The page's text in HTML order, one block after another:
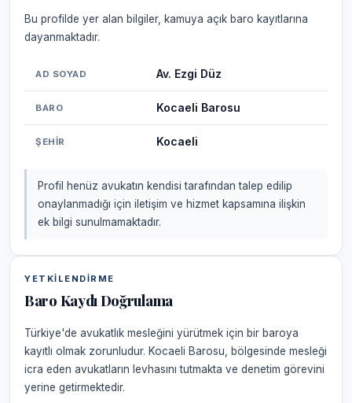
Bu profilde yer alan bilgiler, kamuya açık baro kayıtlarına
dayanmaktadır.
AD SOYAD Av. Ezgi Düz
BARO Kocaeli Barosu
ŞEHIR Kocaeli
Profil henüz avukatın kendisi tarafından talep edilip
onaylanmadığı için iletişim ve hizmet kapsamına ilişkin
ek bilgi sunulmamaktadır.
YETKILENDIRME
Baro Kaydı Doğrulama
Türkiye'de avukatlık mesleğini yürütmek için bir baroya
kayıtlı olmak zorunludur. Kocaeli Barosu, bölgesinde mesleği
icra eden avukatların levhasını tutmakta ve denetim görevini
yerine getirmektedir.